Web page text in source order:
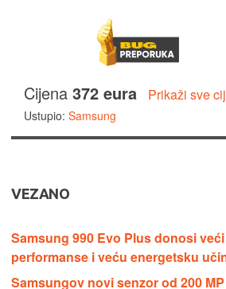
Cijena 372 eura Prikaži sve
Ustupio: Samsung
VEZANO
Samsung 990 Evo Plus donosi
performanse i veću energetsku
Samsungov novi senzor od 200